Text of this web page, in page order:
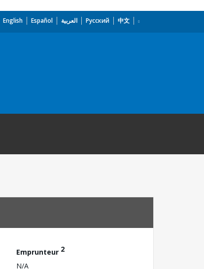
English Español العربية Русский 中文
Emprunteur 2
N/A